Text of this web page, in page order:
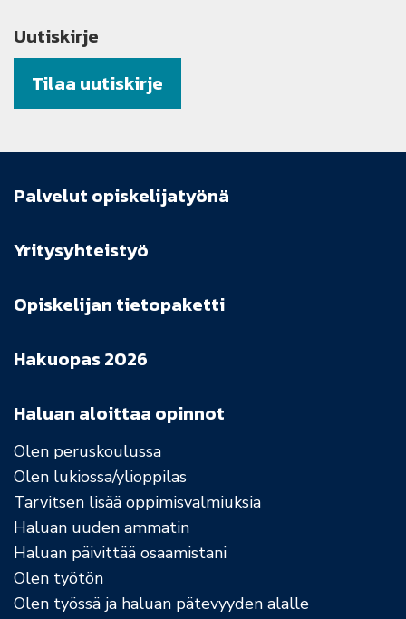
Uutiskirje
Tilaa uutiskirje
Haluan aloittaa opinnot
Olen peruskoulussa
Olen lukiossa/ylioppilas
Tarvitsen lisää oppimisvalmiuksia
Haluan uuden ammatin
Haluan päivittää osaamistani
Olen työtön
Olen työssä ja haluan pätevyyden alalle
Palvelut opiskelijatyönä
Yritysyhteistyö
Opiskelijan tietopaketti
Hakuopas 2026